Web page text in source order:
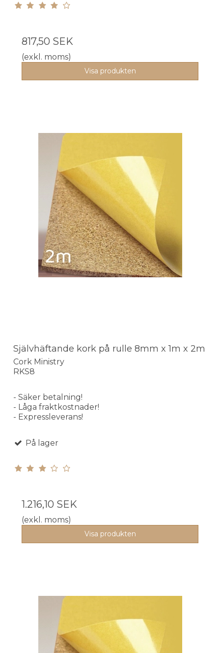
817,50 SEK
(exkl. moms)
Visa produkten
Självhäftande kork på rulle 8mm x 1m x 2m
Cork Ministry
RKS8
- Säker betalning!
- Låga fraktkostnader!
- Expressleverans!
På lager
1.216,10 SEK
(exkl. moms)
Visa produkten